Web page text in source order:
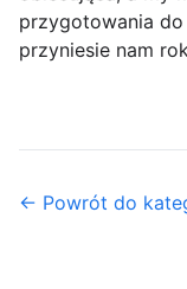
przygotowania
przyniesie nam
← Powrót do